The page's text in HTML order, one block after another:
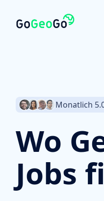
Monatlich
Wo
Jobs